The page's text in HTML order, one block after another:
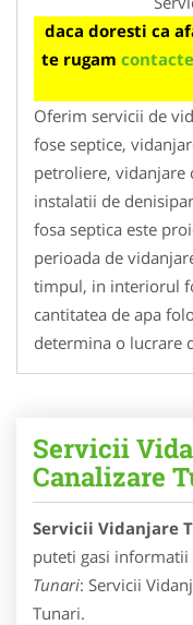
daca doresti ca
te rugam
Oferim servicii de
fose septice,
petroliere, vidanjare
instalatii de
fosa septica este
perioada de
timpul, in interiorul
cantitatea de apa
determina o lucrare
Servicii
Canalizare
Servicii Vidanjare
puteti gasi informatii
Tunari: Servicii
Tunari.